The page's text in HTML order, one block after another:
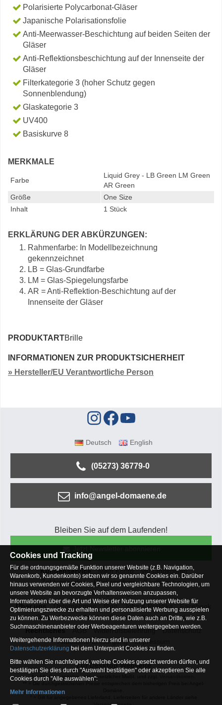
Polarisierte Polycarbonat-Gläser
Japanische Polarisationsfolie
Anti-Meerwasser-Beschichtung auf beiden Seiten der
Gläser
Anti-Reflektionsbeschichtung auf der Innenseite der
Gläser
Filterkategorie 3 (hoher Schutz gegen
Sonnenblendung)
Glaskategorie 3
UV400
Basiskurve 8
MERKMALE
Farbe
Liquid Grey - LB Green LM Green
AR Green
Größe
One Size
Inhalt
1 Stück
ERKLÄRUNG DER ABKÜRZUNGEN:
Rahmenfarbe: In Modellbezeichnung
gekennzeichnet
LB = Glas-Grundfarbe
LM = Glas-Spiegelungsfarbe
AR = Anti-Reflektion-Beschichtung auf der
Innenseite der Gläser
PRODUKTARTBrille
INFORMATIONEN ZUR PRODUKTSICHERHEIT
» Hersteller/EU Verantwortliche Person
Deutsch English
(05273) 36779-0
info@angel-domaene.de
Bleiben Sie auf dem Laufenden!
Kundenservice Mein Konto
Versandkosten
Zahlungsarten
Rücksendung
Kaufberatung
Häufige Fragen
Über uns
Unternehmen Blog Jobs & Praktika
Facebook
Osterfeldsee
Archiv Sitemap
Kontaktformular
Rechtliches
AGB Widerrufsbelehrung
Datenschutz
Altbatterie-Entsorgung
Impressum
Zur Desktop Webseite
* = Alle Preisangaben inkl. gesetzlicher MwSt. und zzgl.
Cookies und Tracking
Für die ordnungsgemäße Funktion unserer Website (z.B. Navigation,
Warenkorb, Kundenkonto) setzen wir so genannte Cookies ein. Darüber
hinaus verwenden wir Cookies, Pixel und vergleichbare Technologien, um
unsere Website an bevorzugte Verhaltensweisen anzupassen,
Informationen über die Art und Weise der Nutzung unserer Website für
Optimierungszwecke zu erhalten und personalisierte Werbung ausspielen
zu können. Zu Werbezwecke können diese Daten auch an Dritte, wie z.B.
Suchmaschinenanbieter oder Werbeagenturen weitergegeben werden.
Weitergehende Informationen hierzu sind in unserer
Datenschutzerklärung bei dem Unterpunkt Cookies zu finden.
Bitte wählen Sie nachfolgend, welche Cookies gesetzt werden dürfen, und
bestätigen Sie dies durch "Auswahl bestätigen" oder akzeptieren Sie alle
Cookies durch "Alle auswählen":
Mehr Informationen